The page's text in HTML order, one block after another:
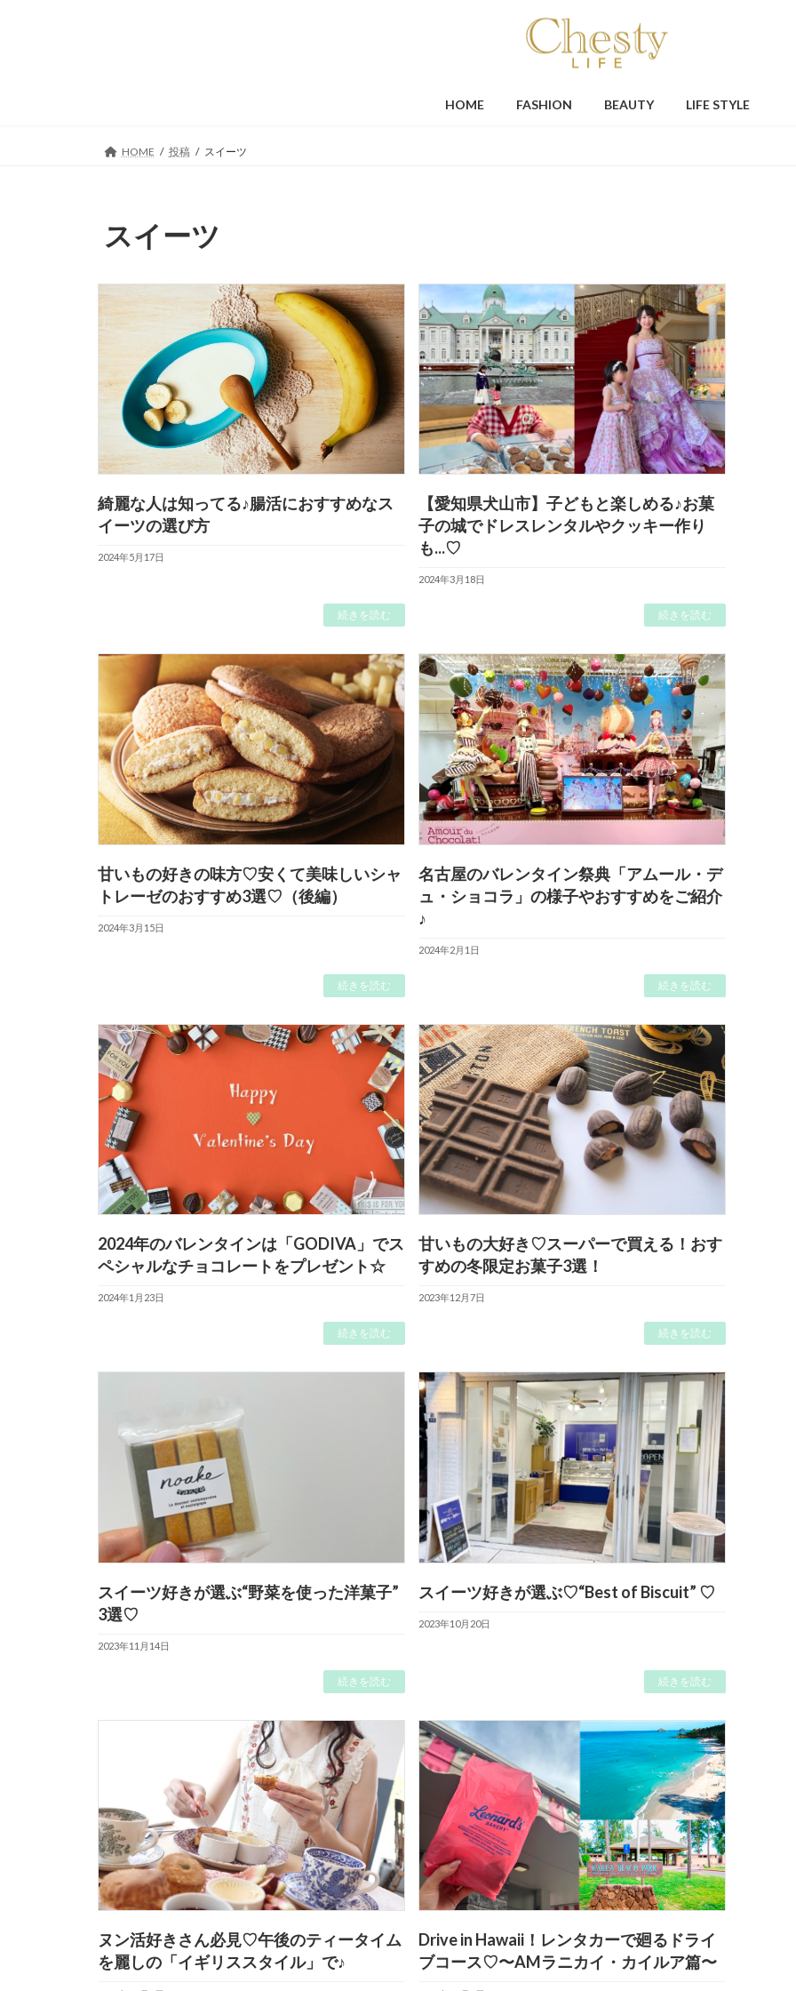
HOME FASHION BEAUTY LIFE STYLE
HOME 投稿 スイーツ
スイーツ
綺麗な人は知ってる♪腸活におすすめなス
イーツの選び方
2024年5月17日
続きを読む
【愛知県犬山市】子どもと楽しめる♪お菓
子の城でドレスレンタルやクッキー作り
も...♡
2024年3月18日
続きを読む
甘いもの好きの味方♡安くて美味しいシャ
トレーゼのおすすめ3選♡（後編）
2024年3月15日
続きを読む
名古屋のバレンタイン祭典「アムール・デ
ュ・ショコラ」の様子やおすすめをご紹介
♪
2024年2月1日
続きを読む
2024年のバレンタインは「GODIVA」でス
ペシャルなチョコレートをプレゼント☆
2024年1月23日
続きを読む
甘いもの大好き♡スーパーで買える！おす
すめの冬限定お菓子3選！
2023年12月7日
続きを読む
スイーツ好きが選ぶ“野菜を使った洋菓子”
3選♡
2023年11月14日
続きを読む
スイーツ好きが選ぶ♡“Best of Biscuit” ♡
2023年10月20日
続きを読む
ヌン活好きさん必見♡午後のティータイム
を麗しの「イギリススタイル」で♪
Drive in Hawaii！レンタカーで廻るドライ
ブコース♡〜AMラニカイ・カイルア篇〜